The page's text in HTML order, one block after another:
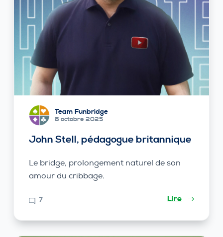
Team Funbridge
8 octobre 2025
John Stell, pédagogue britannique
Le bridge, prolongement naturel de son
amour du cribbage.
7 Lire